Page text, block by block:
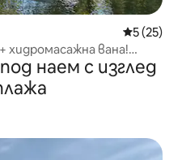
Средна
5 (25)
хидромасажна вана!
наем с изглед